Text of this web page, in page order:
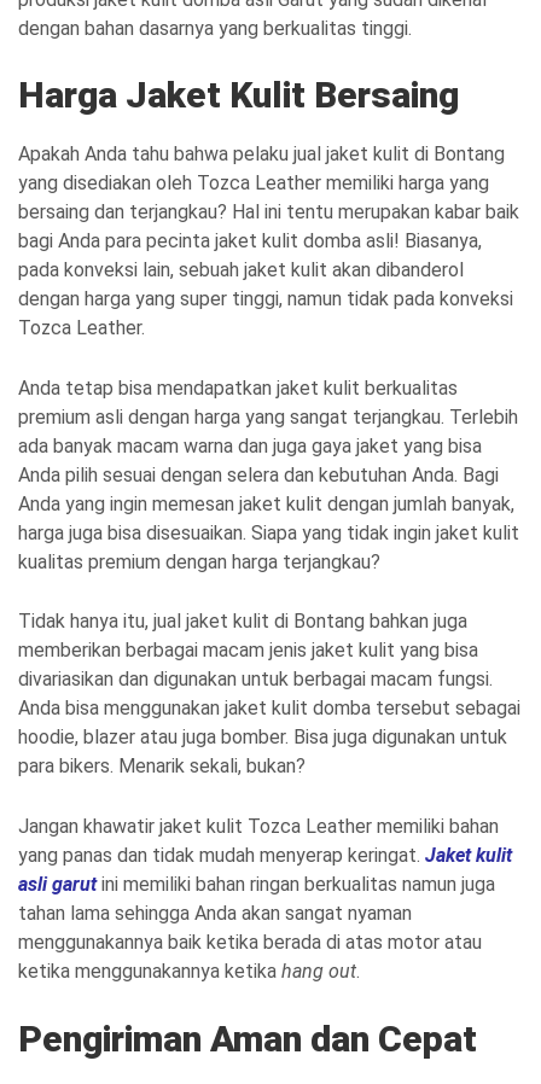
dengan bahan dasarnya yang berkualitas tinggi.
Harga Jaket Kulit Bersaing
Apakah Anda tahu bahwa pelaku jual jaket kulit di Bontang
yang disediakan oleh Tozca Leather memiliki harga yang
bersaing dan terjangkau? Hal ini tentu merupakan kabar baik
bagi Anda para pecinta jaket kulit domba asli! Biasanya,
pada konveksi lain, sebuah jaket kulit akan dibanderol
dengan harga yang super tinggi, namun tidak pada konveksi
Tozca Leather.
Anda tetap bisa mendapatkan jaket kulit berkualitas
premium asli dengan harga yang sangat terjangkau. Terlebih
ada banyak macam warna dan juga gaya jaket yang bisa
Anda pilih sesuai dengan selera dan kebutuhan Anda. Bagi
Anda yang ingin memesan jaket kulit dengan jumlah banyak,
harga juga bisa disesuaikan. Siapa yang tidak ingin jaket kulit
kualitas premium dengan harga terjangkau?
Tidak hanya itu, jual jaket kulit di Bontang bahkan juga
memberikan berbagai macam jenis jaket kulit yang bisa
divariasikan dan digunakan untuk berbagai macam fungsi.
Anda bisa menggunakan jaket kulit domba tersebut sebagai
hoodie, blazer atau juga bomber. Bisa juga digunakan untuk
para bikers. Menarik sekali, bukan?
Jangan khawatir jaket kulit Tozca Leather memiliki bahan
yang panas dan tidak mudah menyerap keringat. Jaket kulit
asli garutini memiliki bahan ringan berkualitas namun juga
tahan lama sehingga Anda akan sangat nyaman
menggunakannya baik ketika berada di atas motor atau
ketika menggunakannya ketika hang out.
Pengiriman Aman dan Cepat